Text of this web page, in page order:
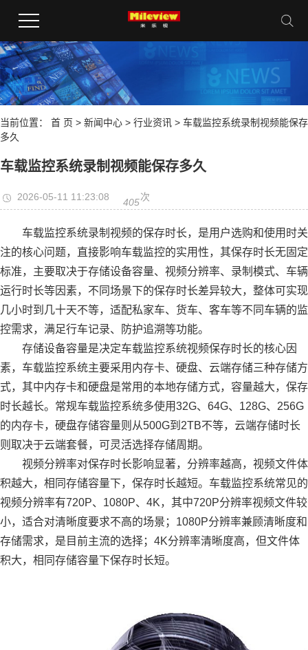
当前位置： 首 页 > 新闻中心 > 行业资讯 > 车载监控系统录制视频能保存
多久
车载监控系统录制视频能保存多久
2026-05-11 11:23:08 405次
车载监控系统录制视频的保存时长，是用户选购和使用时关
注的核心问题，直接影响车载监控的实用性，其保存时长无固定
标准，主要取决于存储设备容量、视频分辨率、录制模式、车辆
运行时长等因素，不同场景下的保存时长差异较大，整体可实现
几小时到几十天不等，适配私家车、货车、客车等不同车辆的监
控需求，满足行车记录、防护追溯等功能。
存储设备容量是决定车载监控系统视频保存时长的核心因
素，车载监控系统主要采用内存卡、硬盘、云端存储三种存储方
式，其中内存卡和硬盘是常用的本地存储方式，容量越大，保存
时长越长。常规车载监控系统多使用32G、64G、128G、256G
的内存卡，硬盘存储容量则从500G到2TB不等，云端存储时长
则取决于云端套餐，可灵活选择存储周期。
视频分辨率对保存时长影响显著，分辨率越高，视频文件体
积越大，相同存储容量下，保存时长越短。车载监控系统常见的
视频分辨率有720P、1080P、4K，其中720P分辨率视频文件较
小，适合对清晰度要求不高的场景；1080P分辨率兼顾清晰度和
存储需求，是目前主流的选择；4K分辨率清晰度高，但文件体
积大，相同存储容量下保存时长短。